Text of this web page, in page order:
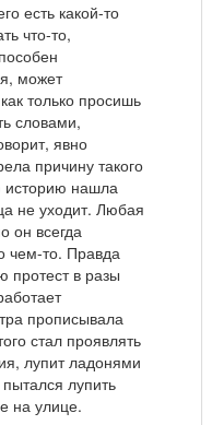
есть какой-то
что-то,
может
только просишь
словами,
явно
причину такого
историю нашла
не уходит. Любая
он всегда
чем-то. Правда
протест в разы
прописывала
стал проявлять
лупит ладонями
лупить
на улице.